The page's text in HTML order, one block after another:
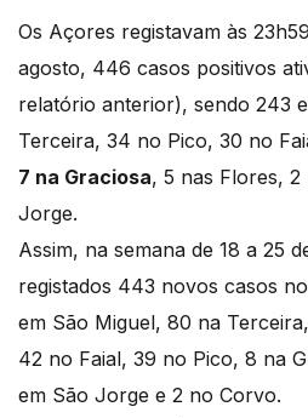
Os Açores registavam às
agosto, 446 casos positivos
relatório anterior), sendo 243
Terceira, 34 no Pico, 30 no
7 na Graciosa, 5 nas Flores, 2
Jorge.
Assim, na semana de 18 a 25
registados 443 novos casos
em São Miguel, 80 na
42 no Faial, 39 no Pico, 8 na
em São Jorge e 2 no Corvo.